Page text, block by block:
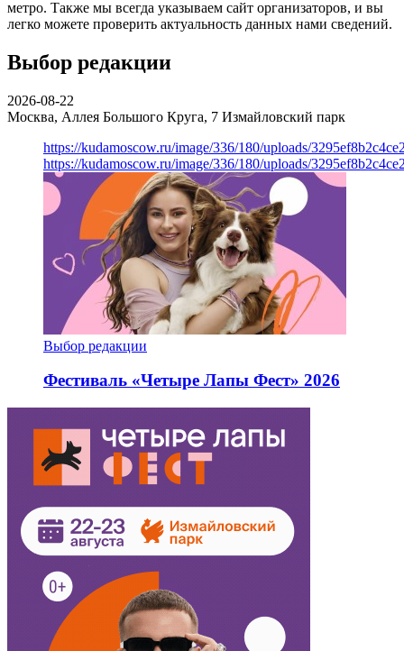
метро. Также мы всегда указываем сайт организаторов, и вы
легко можете проверить актуальность данных нами сведений.
Выбор редакции
2026-08-22
Москва, Аллея Большого Круга, 7 Измайловский парк
https://kudamoscow.ru/image/336/180/uploads/
https://kudamoscow.ru/image/336/180/uploads/
Выбор редакции
Фестиваль «Четыре Лапы Фест» 2026